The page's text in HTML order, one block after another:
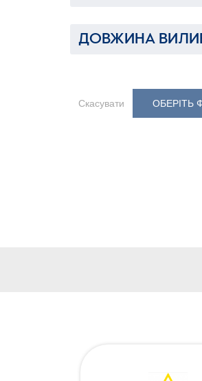
ДОВЖИНА
Скасувати ОБЕРІТЬ